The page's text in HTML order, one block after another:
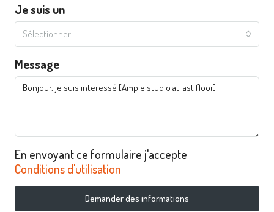
Je suis un
Sélectionner
Message
En envoyant ce formulaire j'accepte
Conditions d'utilisation
Demander des informations